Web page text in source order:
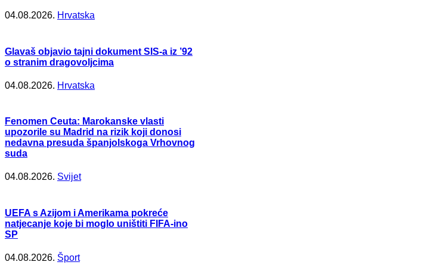
04.08.2026. Hrvatska
Glavaš objavio tajni dokument SIS-a iz ’92
o stranim dragovoljcima
04.08.2026. Hrvatska
Fenomen Ceuta: Marokanske vlasti
upozorile su Madrid na rizik koji donosi
nedavna presuda španjolskoga Vrhovnog
suda
04.08.2026. Svijet
UEFA s Azijom i Amerikama pokreće
natjecanje koje bi moglo uništiti FIFA-ino
SP
04.08.2026. Šport